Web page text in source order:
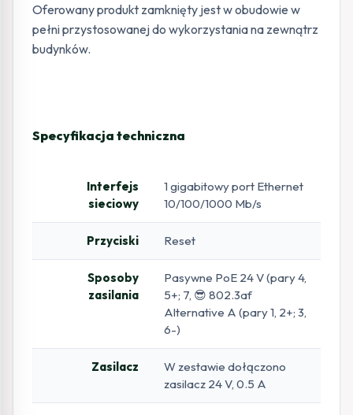
Oferowany produkt zamknięty jest w obudowie w
pełni przystosowanej do wykorzystania na zewnątrz
budynków.
Specyfikacja techniczna
Interfejs
sieciowy
1 gigabitowy port Ethernet
10/100/1000 Mb/s
Przyciski Reset
Sposoby
zasilania
Pasywne PoE 24 V (pary 4,
5+; 7, 😎 802.3af
Alternative A (pary 1, 2+; 3,
6-)
Zasilacz
W zestawie dołączono
zasilacz 24 V, 0.5 A